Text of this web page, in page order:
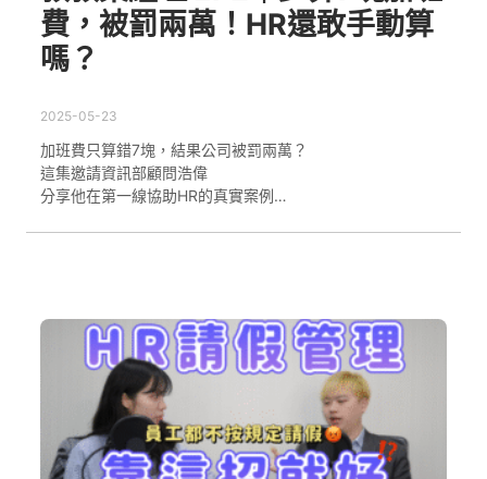
費，被罰兩萬！HR還敢手動算
嗎？
2025-05-23
加班費只算錯7塊，結果公司被罰兩萬？
這集邀請資訊部顧問浩偉
分享他在第一線協助HR的真實案例…